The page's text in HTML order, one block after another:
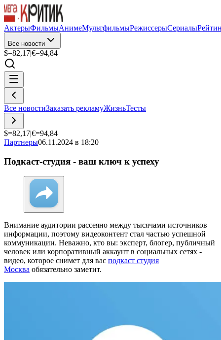
АктерыФильмыАнимеМультфильмыРежиссерыСериалы
Все новости
$=82,17|€=94,84
Все новостиЗаказать рекламуЖизньТесты
$=82,17|€=94,84
Партнеры06.11.2024 в 18:20
Подкаст-студия - ваш ключ к успеху
Внимание аудитории рассеяно между тысячами источников
информации, поэтому видеоконтент стал частью успешной
коммуникации. Неважно, кто вы: эксперт, блогер, публичный
человек или корпоративный аккаунт в социальных сетях -
видео, которое снимет для вас подкаст студия
Москва обязательно заметит.